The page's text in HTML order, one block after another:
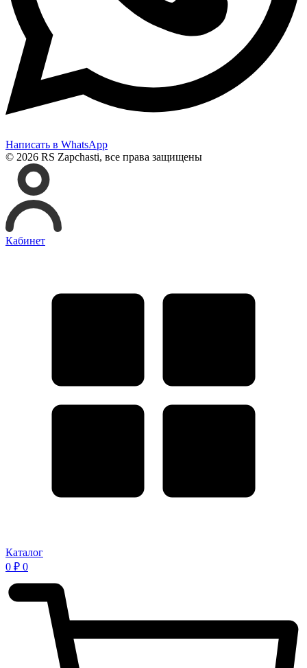
Написать в WhatsApp
© 2026 RS Zapchasti, все права защищены
Кабинет
Каталог
0 ₽ 0